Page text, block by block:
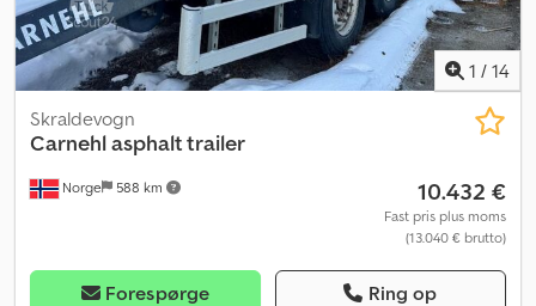
og/eller påføres tekst. Vores generelle leverings- og
betalingsbetingelser gælder. Csdpfozqif Isx Aqgjrf Vi udarbejder
gerne et finansierings- eller leasingtilbud til dette køretøj.
Kontakt os gerne!
1 / 14
Norge 588 km
Skraldevogn
Carnehlasphalt trailer
10.432 €
Fast pris plus moms
(13.040 € brutto)
Forespørge Ring op